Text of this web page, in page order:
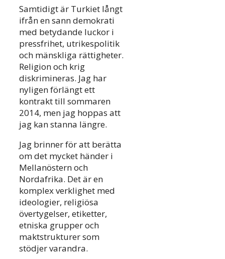
Samtidigt är Turkiet långt
ifrån en sann demokrati
med betydande luckor i
pressfrihet, utrikespolitik
och mänskliga rättigheter.
Religion och krig
diskrimineras. Jag har
nyligen förlängt ett
kontrakt till sommaren
2014, men jag hoppas att
jag kan stanna längre.
Jag brinner för att berätta
om det mycket händer i
Mellanöstern och
Nordafrika. Det är en
komplex verklighet med
ideologier, religiösa
övertygelser, etiketter,
etniska grupper och
maktstrukturer som
stödjer varandra.